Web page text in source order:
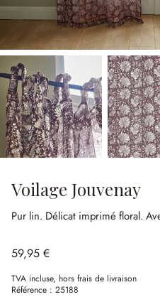
Voilage Jouvenay
Pur lin. Délicat imprimé floral.
59,95 €
TVA incluse, hors frais de livraison
Référence : 25188